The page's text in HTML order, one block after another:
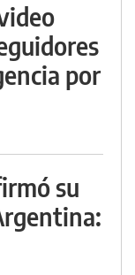
por
su